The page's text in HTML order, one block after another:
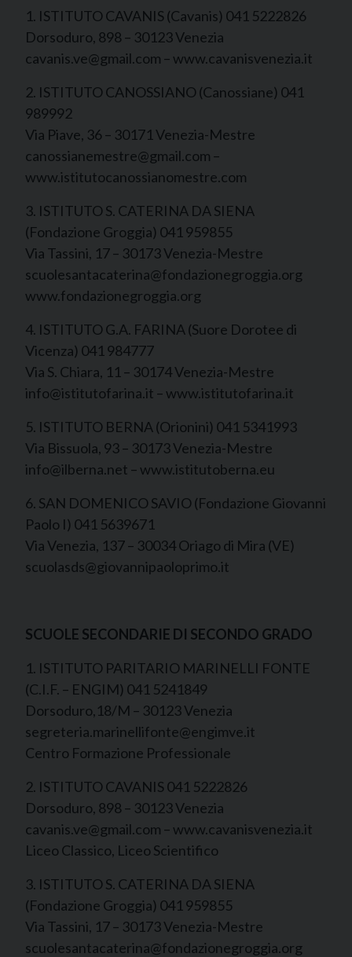
1. ISTITUTO CAVANIS (Cavanis) 041 5222826
Dorsoduro, 898 – 30123 Venezia
cavanis.ve@gmail.com – www.cavanisvenezia.it
2. ISTITUTO CANOSSIANO (Canossiane) 041
989992
Via Piave, 36 – 30171 Venezia-Mestre
canossianemestre@gmail.com –
www.istitutocanossianomestre.com
3. ISTITUTO S. CATERINA DA SIENA
(Fondazione Groggia) 041 959855
Via Tassini, 17 – 30173 Venezia-Mestre
scuolesantacaterina@fondazionegroggia.org
www.fondazionegroggia.org
4. ISTITUTO G.A. FARINA (Suore Dorotee di
Vicenza) 041 984777
Via S. Chiara, 11 – 30174 Venezia-Mestre
info@istitutofarina.it – www.istitutofarina.it
5. ISTITUTO BERNA (Orionini) 041 5341993
Via Bissuola, 93 – 30173 Venezia-Mestre
info@ilberna.net – www.istitutoberna.eu
6. SAN DOMENICO SAVIO (Fondazione Giovanni
Paolo I) 041 5639671
Via Venezia, 137 – 30034 Oriago di Mira (VE)
scuolasds@giovannipaoloprimo.it
SCUOLE SECONDARIE DI SECONDO GRADO
1. ISTITUTO PARITARIO MARINELLI FONTE
(C.I.F. – ENGIM) 041 5241849
Dorsoduro,18/M – 30123 Venezia
segreteria.marinellifonte@engimve.it
Centro Formazione Professionale
2. ISTITUTO CAVANIS 041 5222826
Dorsoduro, 898 – 30123 Venezia
cavanis.ve@gmail.com – www.cavanisvenezia.it
Liceo Classico, Liceo Scientifico
3. ISTITUTO S. CATERINA DA SIENA
(Fondazione Groggia) 041 959855
Via Tassini, 17 – 30173 Venezia-Mestre
scuolesantacaterina@fondazionegroggia.org